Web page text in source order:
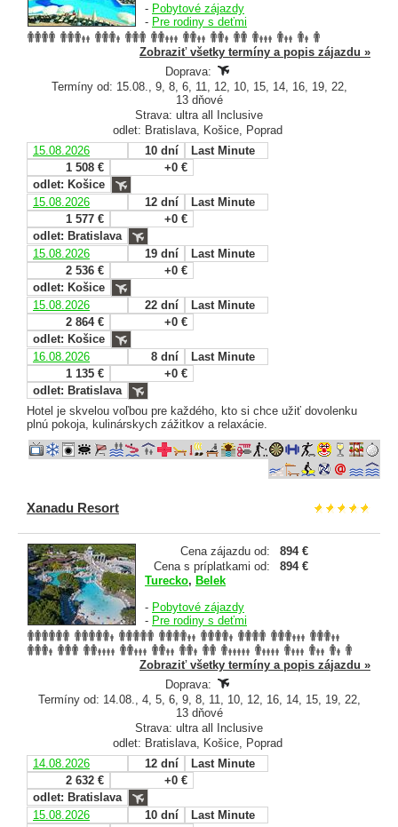
- Pobytové zájazdy
- Pre rodiny s deťmi
Zobraziť všetky termíny a popis zájazdu »
Doprava:
Termíny od: 15.08., 9, 8, 6, 11, 12, 10, 15, 14, 16, 19, 22,
13 dňové
Strava: ultra all Inclusive
odlet: Bratislava, Košice, Poprad
15.08.2026
10 dní
Last Minute
1 508 €
+0 €
odlet: Košice
15.08.2026
12 dní
Last Minute
1 577 €
+0 €
odlet: Bratislava
15.08.2026
19 dní
Last Minute
2 536 €
+0 €
odlet: Košice
15.08.2026
22 dní
Last Minute
2 864 €
+0 €
odlet: Košice
16.08.2026
8 dní
Last Minute
1 135 €
+0 €
odlet: Bratislava
Hotel je skvelou voľbou pre každého, kto si chce užiť dovolenku
plnú pokoja, kulinárskych zážitkov a relaxácie.
Xanadu Resort
Cena zájazdu od:
894 €
Cena s príplatkami od:
894 €
Turecko, Belek
- Pobytové zájazdy
- Pre rodiny s deťmi
Zobraziť všetky termíny a popis zájazdu »
Doprava:
Termíny od: 14.08., 4, 5, 6, 9, 8, 11, 10, 12, 16, 14, 15, 19, 22,
13 dňové
Strava: ultra all Inclusive
odlet: Bratislava, Košice, Poprad
14.08.2026
12 dní
Last Minute
2 632 €
+0 €
odlet: Bratislava
15.08.2026
10 dní
Last Minute